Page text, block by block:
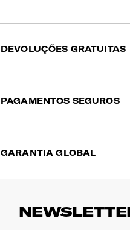
DEVOLUÇÕES GRATUITAS
PAGAMENTOS SEGUROS
GARANTIA GLOBAL